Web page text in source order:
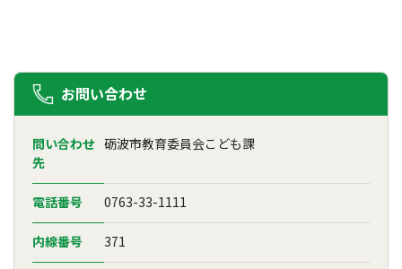
お問い合わせ
問い合わせ
先
砺波市教育委員会こども課
電話番号 0763-33-1111
内線番号 371